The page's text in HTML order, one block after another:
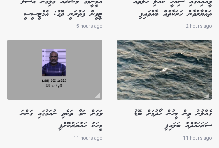
ތައްޔާރުވާން ހަރަކާތެއް ބާއްވައިފި
2 hours ago
ޓީވީން ފަތުރަނީ ދޮގު: އެމްޓީސީސީ
5 hours ago
ގެއްލުނު ތިން މީހުން ހޯދުމަށް ބޮޑު
ސަރަހައްދެއް ބަލައިފި
11 hours ago
ވަގަށް ނަގާ ތަކެތި ނުއަގުގައި ގަންނަ
މީހަކު ހައްޔަރުކޮށްފި
11 hours ago